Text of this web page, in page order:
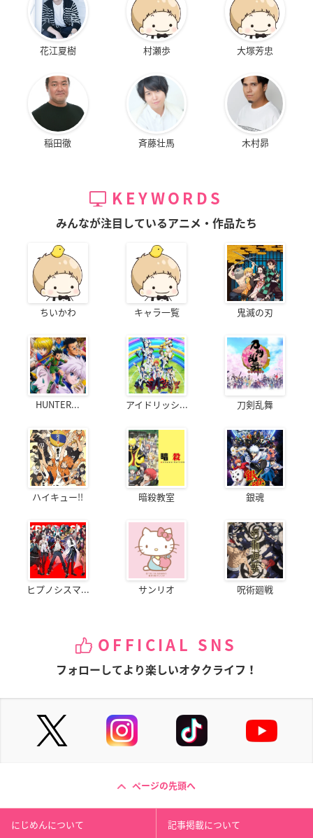
花江夏樹 村瀬歩 大塚芳忠
稲田徹 斉藤壮馬 木村昴
KEYWORDS
みんなが注目しているアニメ・作品たち
ちいかわ キャラ一覧 鬼滅の刃
HUNTER... アイドリッシ... 刀剣乱舞
ハイキュー!! 暗殺教室 銀魂
ヒプノシスマ... サンリオ 呪術廻戦
OFFICIAL SNS
フォローしてより楽しいオタクライフ！
ページの先頭へ
にじめんについて 記事掲載について